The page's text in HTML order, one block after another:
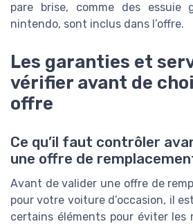
pare brise, comme des essuie
nintendo, sont inclus dans l’offre.
Les garanties et
vérifier avant de
offre
Ce qu’il faut contrôler
une offre de
Avant de valider une offre de
pour votre voiture d’occasion, il
certains éléments pour éviter les